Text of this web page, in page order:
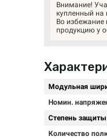
Внимание!
купленный на
Во избежание
продукцию у
Модульная
Номин.
Степень
Количество